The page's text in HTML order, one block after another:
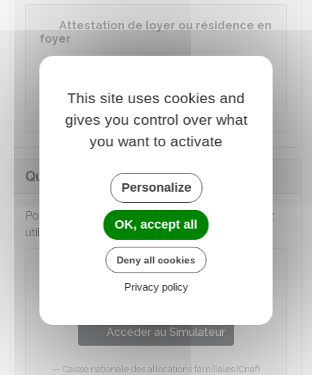
Attestation de loyer ou résidence en
foyer
Caisse nationale des allocations familiales (Cnaf)
Quel est le montant de l'ALF ?
Pour connaître le montant de l'ALF, vous pouvez
utiliser le simulateur de la Caf :
Calculer son droit à une aide
personnelle au logement (APL, ALF, ALS)
Accéder au Simulateur
Caisse nationale des allocations familiales (Cnaf)
This site uses cookies and
gives you control over what
you want to activate
Personalize
OK, accept all
Deny all cookies
Privacy policy